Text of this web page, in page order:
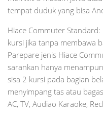
tempat duduk yang bisa
Hiace Commuter
kursi jika tanpa membawa
Parepare jenis Hiace
sarankan hanya
sisa 2 kursi pada bagian
menyimpang tas atau
AC, TV, Audiao Karaoke,